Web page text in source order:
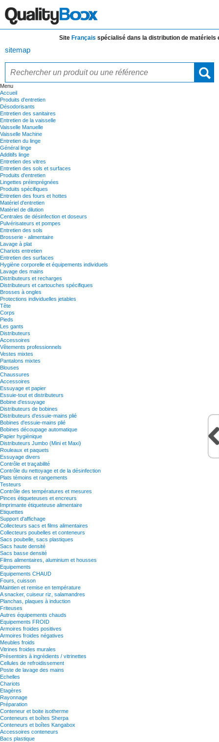
SiteFrançaisspécialisé dans la distribution dematériels et
sitemap
Menu
Accueil
Produits d'entretien
Désodorisants
Entretien des sanitaires
Entretien de la vaisselle
Vaisselle Manuelle
Vaisselle Machine
Entretien du linge
Général linge
Additifs linge
Entretien des vitres
Entretien des sols et surfaces
Produits d'entretien
Lingettes préimprégnées
Produits spécifiques
Entretien des fours et hottes
Matériel d'entretien
Matériel de dilution
Centrales de désinfection et doseurs
Pulvérisateurs et pompes
Entretien des sols
Brosserie - alimentaire
Lavage à plat
Chariots entretien
Entretien des surfaces
Hygiène corporelle et équipements individuels
Lavage des mains
Distributeurs et recharges
Distributeurs et cartouches spécifiques
Brosses à ongles
Protections individuelles jetables
Tête
Corps
Pieds
Les gants
Distributeurs
Accessoires
Vêtements professionnels
Vestes mixtes
Pantalons mixtes
Blouses
Chaussures
Accessoires
Essuyage et papier
Essuie-tout et distributeurs
Bobine d'essuyage
Distributeurs de bobines
Distributeurs d'essuie-mains plié
Bobines d'essuie-mains plié
Bobines découpage automatique
Papier hygiènique
Distributeurs Jumbo (Mini et Maxi)
Rouleaux et paquets
Essuyage divers
Contrôle et traçabilité
Contrôle du nettoyage et de la désinfection
Plats témoins et rangements
Testeurs
Contrôle des températures et mesures
Pinces étiqueteuses et encreurs
Imprimante étiqueteuse alimentaire
Etiquettes
Support d'affichage
Collecteurs sacs et films alimentaires
Collecteurs poubelles et conteneurs
Sacs poubelle, sacs plastiques
Sacs haute densité
Sacs basse densité
Films alimentaires, aluminium et housses
Equipements
Equipements CHAUD
Fours, cuisson
Maintien et remise en température
A snacker, cuiseur riz, salamandres
Planchas, plaques à induction
Friteuses
Autres équipements chauds
Equipements FROID
Armoires froides positives
Armoires froides négatives
Meubles froids
Vitrines froides murales
Présentoirs à ingrédients / vitrinettes
Cellules de refroidissement
Poste de lavage des mains
Echelles
Chariots
Etagères
Rayonnage
Préparation
Conteneur et boite isotherme
Conteneurs et boîtes Sherpa
Conteneurs et boîtes Kangabox
Accessoires conteneurs
Bacs plastique